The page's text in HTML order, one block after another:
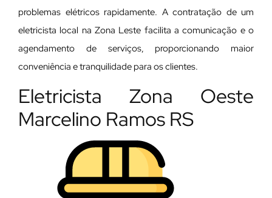
problemas elétricos rapidamente. A contratação de um
eletricista local na Zona Leste facilita a comunicação e o
agendamento de serviços, proporcionando maior
conveniência e tranquilidade para os clientes.
Eletricista Zona Oeste
Marcelino Ramos RS